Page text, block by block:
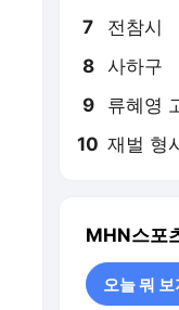
7 전참시
8 사하구
9 류혜영
10 재벌 형
MHN스포
오늘 뭐 보